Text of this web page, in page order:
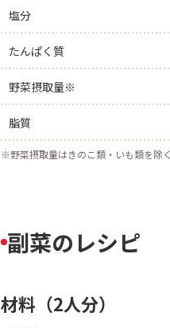
塩分
たんぱく質
野菜摂取量※
脂質
※野菜摂取量はきのこ類・いも類を除く
副菜のレシピ
材料（2人分）